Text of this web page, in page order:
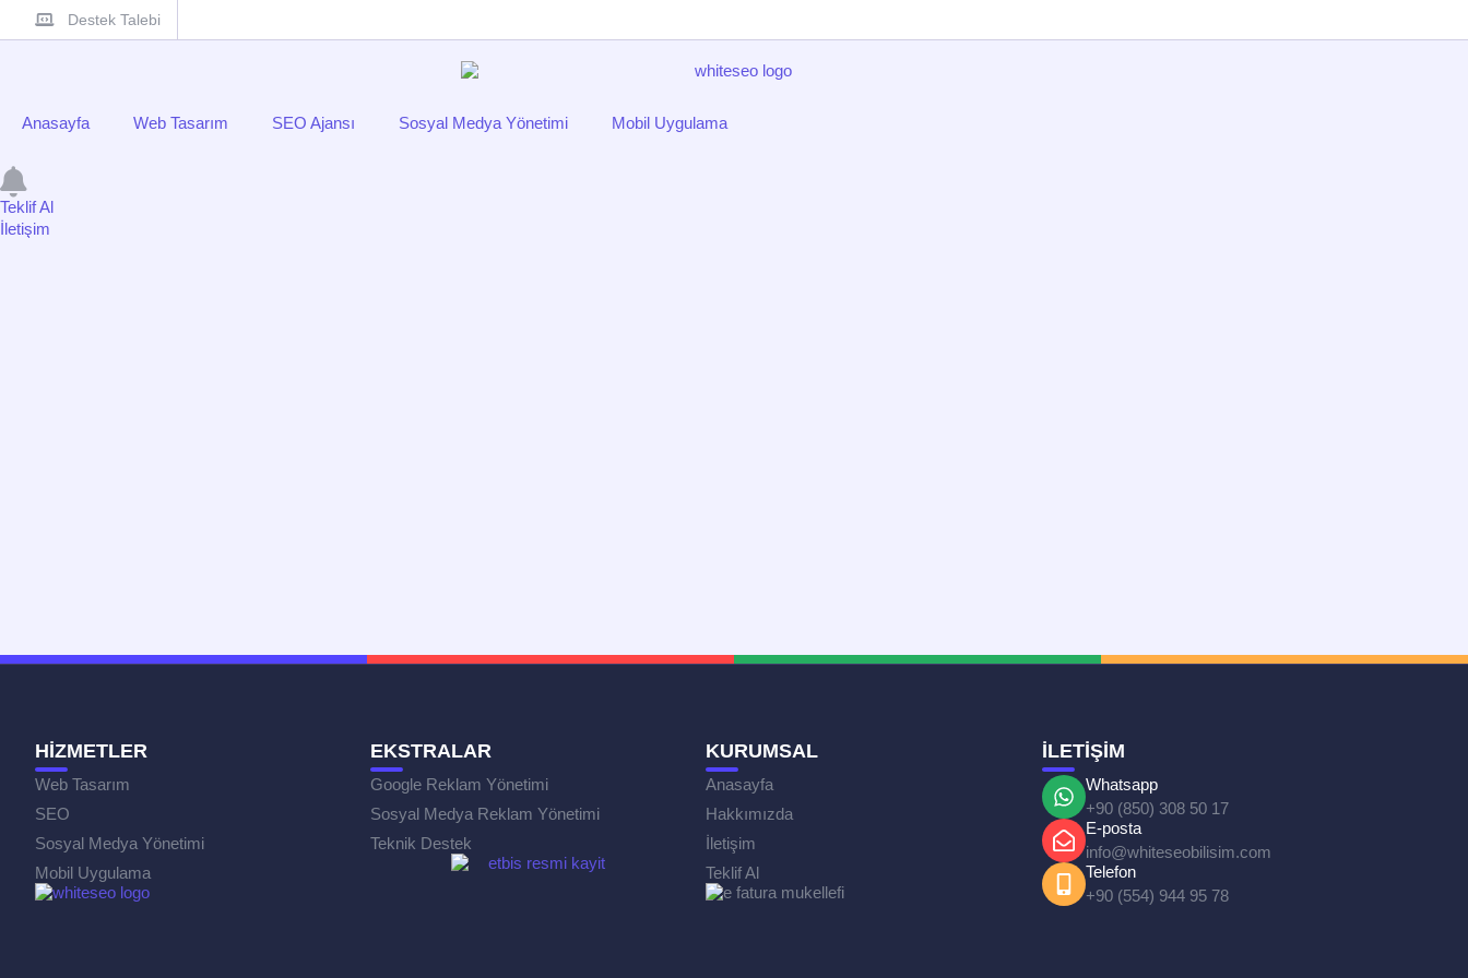
Destek Talebi
Anasayfa Web Tasarım SEO Ajansı Sosyal Medya Yönetimi Mobil Uygulama
Teklif Al
İletişim
HİZMETLER
Web Tasarım
SEO
Sosyal Medya Yönetimi
Mobil Uygulama
EKSTRALAR
Google Reklam Yönetimi
Sosyal Medya Reklam Yönetimi
Teknik Destek
KURUMSAL
Anasayfa
Hakkımızda
İletişim
Teklif Al
İLETİŞİM
Whatsapp
+90 (850) 308 50 17
E-posta
info@whiteseobilisim.com
Telefon
+90 (554) 944 95 78